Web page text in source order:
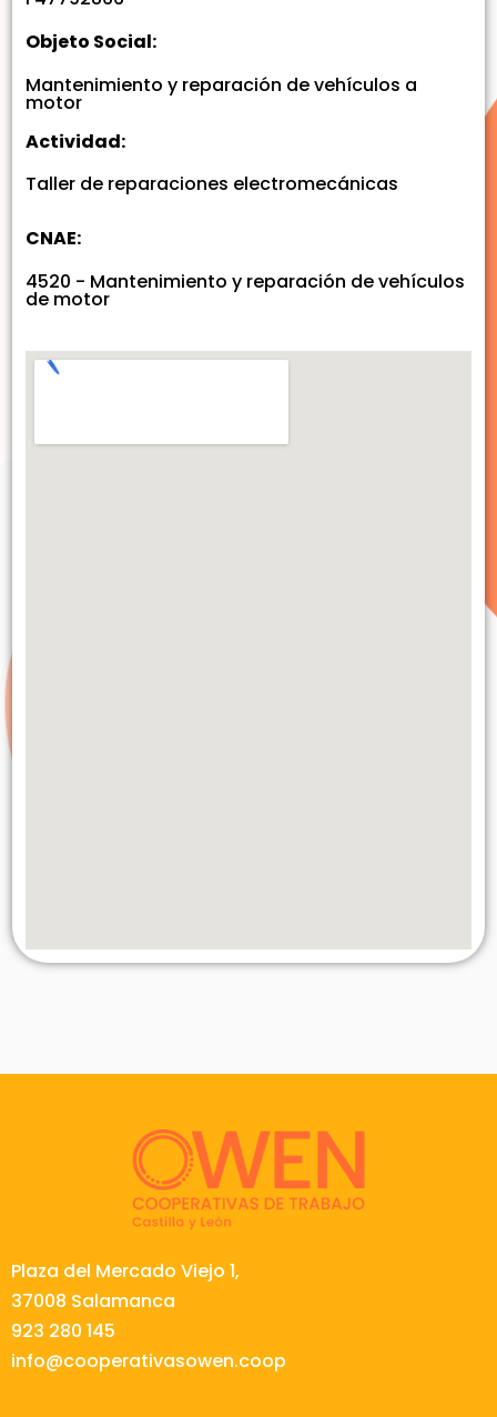
Objeto Social:
Mantenimiento y reparación de vehículos a
motor
Actividad:
Taller de reparaciones electromecánicas
CNAE:
4520 - Mantenimiento y reparación de vehículos
de motor
Plaza del Mercado Viejo 1,
37008 Salamanca
923 280 145
info@cooperativasowen.coop